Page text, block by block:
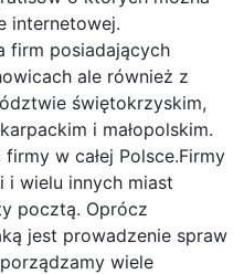
internetowej.
firm posiadających
ale również z
świętokrzyskim,
i małopolskim.
w całej Polsce.Firmy
i wielu innych miast
pocztą. Oprócz
jest prowadzenie spraw
wiele